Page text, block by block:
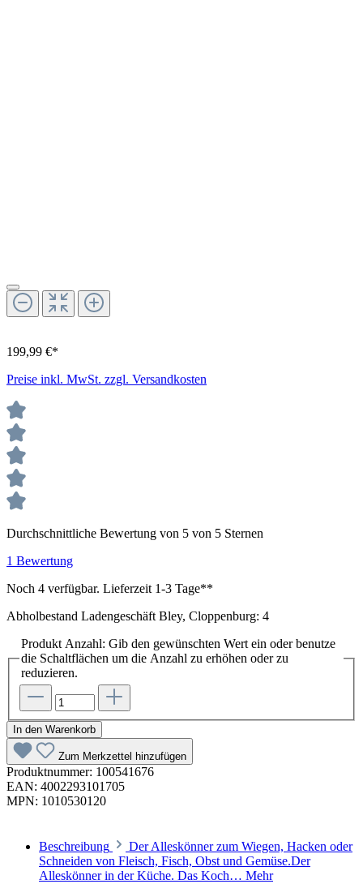
199,99 €*
Preise inkl. MwSt. zzgl. Versandkosten
Durchschnittliche Bewertung von 5 von 5 Sternen
1 Bewertung
Noch 4 verfügbar. Lieferzeit 1-3 Tage**
Abholbestand Ladengeschäft Bley, Cloppenburg: 4
Produkt Anzahl: Gib den gewünschten Wert ein oder benutze
die Schaltflächen um die Anzahl zu erhöhen oder zu
reduzieren.
In den Warenkorb
Zum Merkzettel hinzufügen
Produktnummer: 100541676
EAN: 4002293101705
MPN: 1010530120
Beschreibung
Der Alleskönner zum Wiegen, Hacken oder
Schneiden von Fleisch, Fisch, Obst und Gemüse.Der
Alleskönner in der Küche. Das Koch… Mehr